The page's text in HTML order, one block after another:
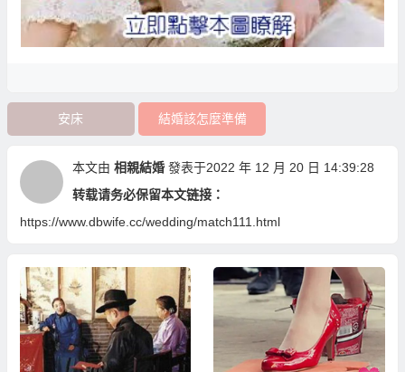
安床 結婚該怎麼準備
本文由 相親結婚 發表于2022 年 12 月 20 日 14:39:28
转载请务必保留本文链接：
https://www.dbwife.cc/wedding/match111.html